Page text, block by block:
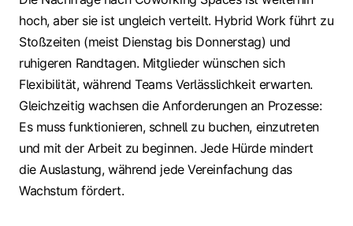
hoch, aber sie ist ungleich verteilt. Hybrid Work führt zu
Stoßzeiten (meist Dienstag bis Donnerstag) und
ruhigeren Randtagen. Mitglieder wünschen sich
Flexibilität, während Teams Verlässlichkeit erwarten.
Gleichzeitig wachsen die Anforderungen an Prozesse:
Es muss funktionieren, schnell zu buchen, einzutreten
und mit der Arbeit zu beginnen. Jede Hürde mindert
die Auslastung, während jede Vereinfachung das
Wachstum fördert.